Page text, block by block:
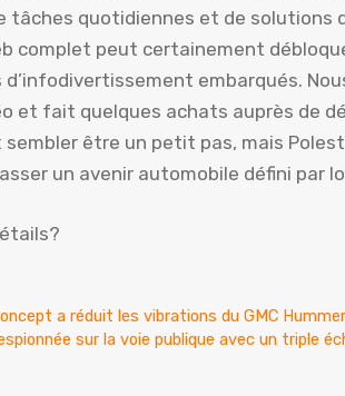
tâches quotidiennes et de solutions
complet peut certainement
embarqués.
et fait quelques achats auprès de
être un petit pas, mais
un avenir automobile défini par
a réduit les vibrations du GMC
sur la voie publique avec un triple